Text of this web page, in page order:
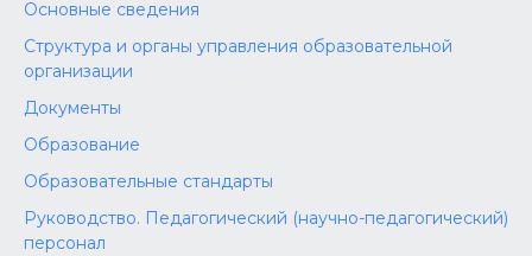
Основные сведения
Структура и органы управления образовательной
организации
Документы
Образование
Образовательные стандарты
Руководство. Педагогический (научно-педагогический)
персонал